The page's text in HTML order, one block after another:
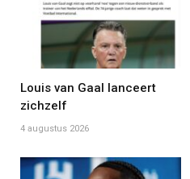
Louis van Gaal lanceert
zichzelf
4 augustus 2026